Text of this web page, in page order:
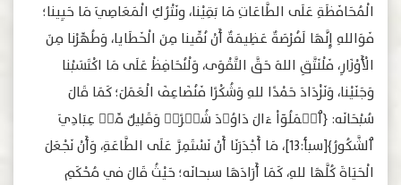
الْمُحَافَظَةِ عَلَى الطَّاعَاتِ مَا بَقِيْنا، ونَتْرُكِ الْمَعَاصِيَ مَا حَيِينا؛
فَوَاللهِ إِنَّهَا لَفُرْصَةٌ عَظِيمَةٌ أَنْ نُقِّينا مِنَ الْخَطَايا، وَطُهِّرْنا مِنَ
الْأَوْزَارِ، فَلْنَتَّقِ اللهَ حَقَّ التَّقْوَى، وَلْنُحَافِظْ عَلَى مَا اكْتَسَبْنا
وَجَنَيْنا، وَنَزْدَادَ حَمْدًا للهِ وَشُكْرًا فَنُضَاعِفَ الْعَمَلَ؛ كَمَا قَالَ
سُبْحَانَه: ﴿ٱعۡمَلُوٓاْ ءَالَ دَاوُۥدَ شُكۡرًاۚ وَقَلِيلٌ مِّنۡ عِبَادِيَ
‌ٱلشَّكُورُ﴾[سبأ:13]، مَا أَجْدَرَنَا أَنْ نَسْتَمِرَّ عَلَى الطَّاعَةِ، وَأَنْ نَجْعَلَ
الْحَيَاةَ كُلَّهَا للهِ، كَمَا أَرَادَهَا سبحانَه؛ حَيْثُ قَالَ في مُحْكَمِ